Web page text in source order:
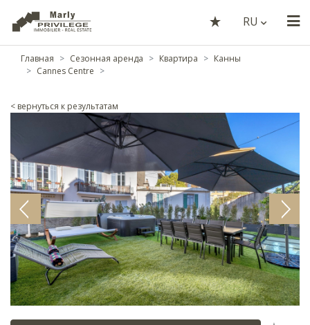
RU
Главная Сезонная аренда Квартира
Канны
Cannes Centre
< вернуться к результатам